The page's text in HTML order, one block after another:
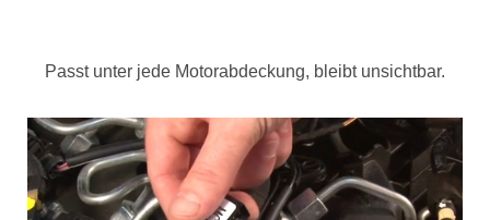
Passt unter jede Motorabdeckung, bleibt unsichtbar.